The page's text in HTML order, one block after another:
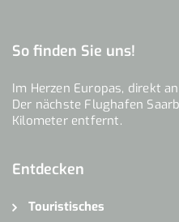
So finden Sie uns!
Im Herzen Europas, direkt
Der nächste Flughafen
Kilometer entfernt.
Entdecken
Touristisches